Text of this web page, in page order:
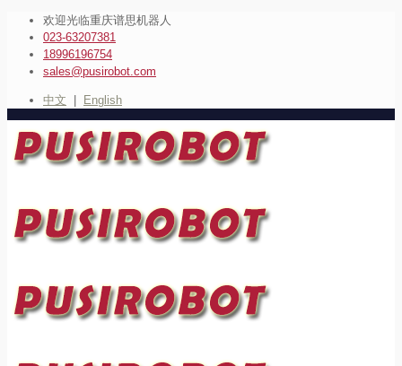
欢迎光临重庆谱思机器人
023-63207381
18996196754
sales@pusirobot.com
中文 English